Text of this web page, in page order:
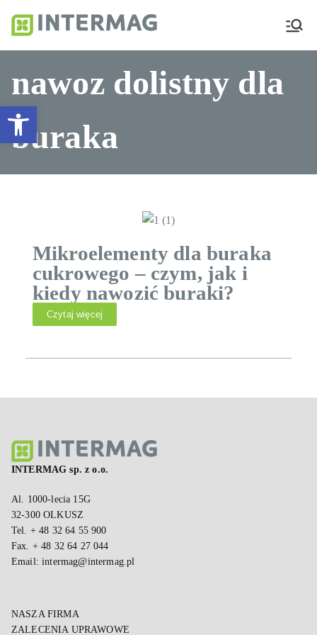
Otwórz pasek narzędzi
Producent nawozów dolistnych
i biostymulatorów
nawoz dolistny dla
buraka
Mikroelementy dla buraka
cukrowego – czym, jak i
kiedy nawozić buraki?
Czytaj więcej
INTERMAG sp. z o.o.
Al. 1000-lecia 15G
32-300 OLKUSZ
Tel. + 48 32 64 55 900
Fax. + 48 32 64 27 044
Email:intermag@intermag.pl
NASZA FIRMA
ZALECENIA UPRAWOWE